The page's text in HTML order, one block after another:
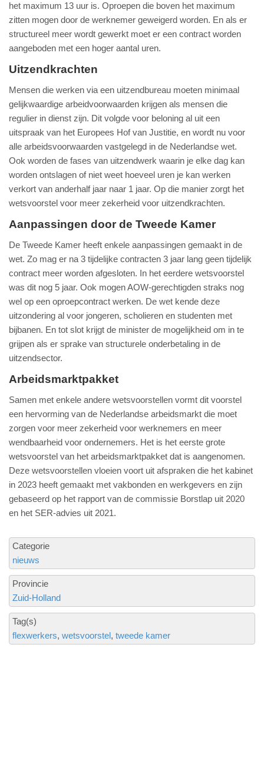
het maximum 13 uur is. Oproepen die boven het maximum
zitten mogen door de werknemer geweigerd worden. En als er
structureel meer wordt gewerkt moet er een contract worden
aangeboden met een hoger aantal uren.
Uitzendkrachten
Mensen die werken via een uitzendbureau moeten minimaal
gelijkwaardige arbeidvoorwaarden krijgen als mensen die
regulier in dienst zijn. Dit volgde voor beloning al uit een
uitspraak van het Europees Hof van Justitie, en wordt nu voor
alle arbeidsvoorwaarden vastgelegd in de Nederlandse wet.
Ook worden de fases van uitzendwerk waarin je elke dag kan
worden ontslagen of niet weet hoeveel uren je kan werken
verkort van anderhalf jaar naar 1 jaar. Op die manier zorgt het
wetsvoorstel voor meer zekerheid voor uitzendkrachten.
Aanpassingen door de Tweede Kamer
De Tweede Kamer heeft enkele aanpassingen gemaakt in de
wet. Zo mag er na 3 tijdelijke contracten 3 jaar lang geen tijdelijk
contract meer worden afgesloten. In het eerdere wetsvoorstel
was dit nog 5 jaar. Ook mogen AOW-gerechtigden straks nog
wel op een oproepcontract werken. De wet kende deze
uitzondering al voor jongeren, scholieren en studenten met
bijbanen. En tot slot krijgt de minister de mogelijkheid om in te
grijpen als er sprake van structurele onderbetaling in de
uitzendsector.
Arbeidsmarktpakket
Samen met enkele andere wetsvoorstellen vormt dit voorstel
een hervorming van de Nederlandse arbeidsmarkt die moet
zorgen voor meer zekerheid voor werknemers en meer
wendbaarheid voor ondernemers. Het is het eerste grote
wetsvoorstel van het arbeidsmarktpakket dat is aangenomen.
Deze wetsvoorstellen vloeien voort uit afspraken die het kabinet
in 2023 heeft gemaakt met vakbonden en werkgevers en zijn
gebaseerd op het rapport van de commissie Borstlap uit 2020
en het SER-advies uit 2021.
Categorie
nieuws
Provincie
Zuid-Holland
Tag(s)
flexwerkers wetsvoorstel tweede kamer